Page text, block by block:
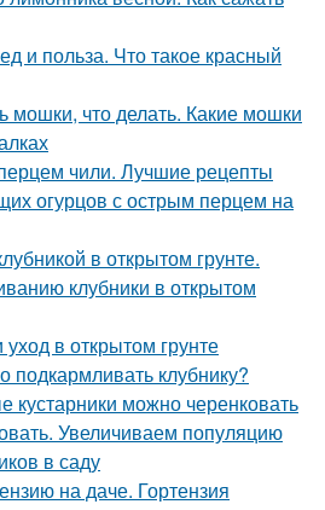
и польза. Что такое красный
мошки, что делать. Какие мошки
чили. Лучшие рецепты
огурцов с острым перцем на
в открытом грунте.
клубники в открытом
в открытом грунте
подкармливать клубнику?
кустарники можно черенковать
Увеличиваем популяцию
в саду
на даче. Гортензия